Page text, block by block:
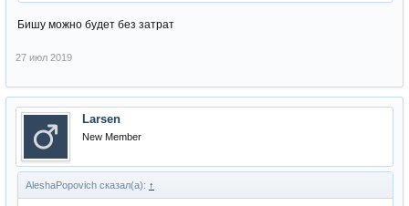
Бишу можно будет без затрат
27 июл 2019
Larsen
New Member
AleshaPopovich сказал(а): ↑